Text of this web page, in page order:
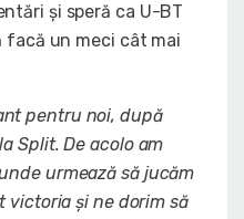
și speră ca U-BT
facă un meci cât mai
pentru noi, după
Split. De acolo am
urmează să jucăm
victoria și ne dorim să